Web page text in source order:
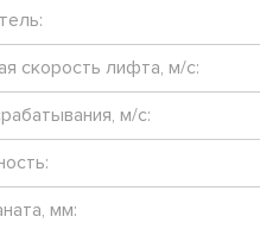
скорость лифта, м/с:
м/с:
мм: